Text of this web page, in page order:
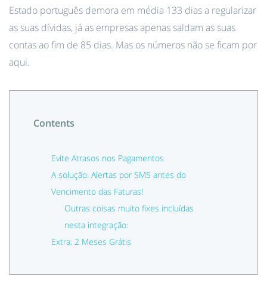
Estado português demora em média 133 dias a regularizar
as suas dívidas, já as empresas apenas saldam as suas
contas ao fim de 85 dias. Mas os números não se ficam por
aqui.
Contents
Evite Atrasos nos Pagamentos
A solução: Alertas por SMS antes do
Vencimento das Faturas!
Outras coisas muito fixes incluídas
nesta integração:
Extra: 2 Meses Grátis